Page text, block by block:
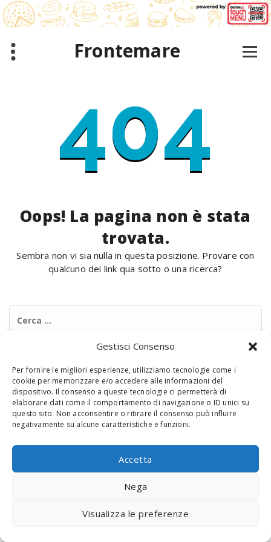
Gestisci Consenso
Per fornire le migliori esperienze, utilizziamo tecnologie come i
cookie per memorizzare e/o accedere alle informazioni del
dispositivo. Il consenso a queste tecnologie ci permetterà di
elaborare dati come il comportamento di navigazione o ID unici su
questo sito. Non acconsentire o ritirare il consenso può influire
negativamente su alcune caratteristiche e funzioni.
Accetta
Nega
Visualizza le preferenze
Salta
al
contenuto
Frontemare
404
Oops! La pagina non è stata
trovata.
Sembra non vi sia nulla in questa posizione. Provare con
qualcuno dei link qua sotto o una ricerca?
© 2020 Digital Touch Menu. Menu realizzato da